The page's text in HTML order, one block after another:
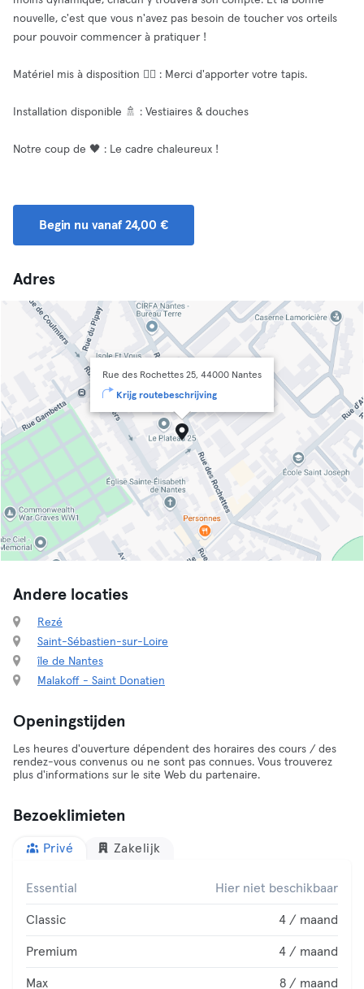
nouvelle, c'est que vous n'avez pas besoin de toucher vos orteils
pour pouvoir commencer à pratiquer !
Matériel mis à disposition 🧘‍♂️ : Merci d'apporter votre tapis.
Installation disponible 🚿 : Vestiaires & douches
Notre coup de 🖤 : Le cadre chaleureux !
Begin nu vanaf 24,00 €
Adres
Rue des Rochettes 25, 44000 Nantes
Krijg routebeschrijving
Andere locaties
Rezé
Saint-Sébastien-sur-Loire
île de Nantes
Malakoff - Saint Donatien
Openingstijden
Les heures d'ouverture dépendent des horaires des cours / des
rendez-vous convenus ou ne sont pas connues. Vous trouverez
plus d'informations sur le site Web du partenaire.
Bezoeklimieten
Privé Zakelijk
Essential Hier niet beschikbaar
Classic 4 / maand
Premium 4 / maand
Max 8 / maand